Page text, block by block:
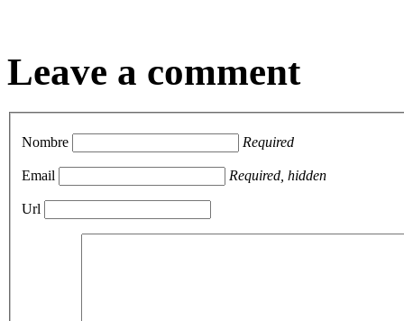
Leave a comment
Nombre Required
Email Required, hidden
Url